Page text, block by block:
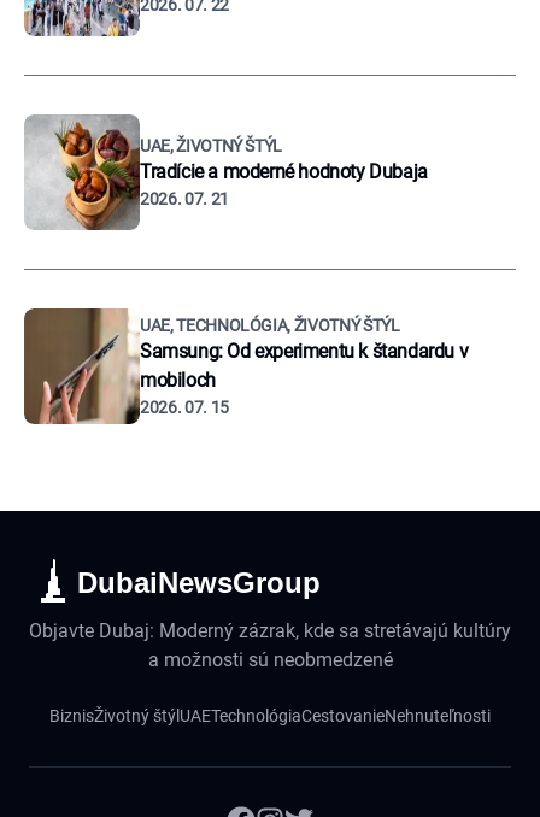
2026. 07. 22
UAE, ŽIVOTNÝ ŠTÝL
Tradície a moderné hodnoty Dubaja
2026. 07. 21
UAE, TECHNOLÓGIA, ŽIVOTNÝ ŠTÝL
Samsung: Od experimentu k štandardu v
mobiloch
2026. 07. 15
DubaiNewsGroup
Objavte Dubaj: Moderný zázrak, kde sa stretávajú kultúry
a možnosti sú neobmedzené
BiznisŽivotný štýl UAETechnológiaCestovanieNehnuteľnosti